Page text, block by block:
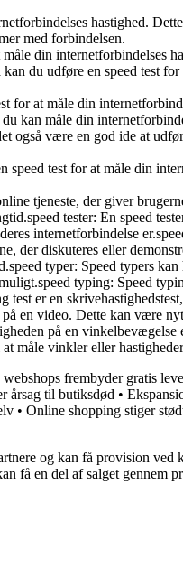
hastighed.
med forbindelsen.
din
du udføre en speed test
for at måle din
du kan måle din
også være en god ide at
speed test for at måle din
tjeneste, der giver
tester: En speed
internetforbindelse
der diskuteres eller
typer: Speed typers
typing: Speed
test er en
en video. Dette kan være
på en
måle vinkler eller
frembyder gratis
årsag til butiksdød •
• Online shopping stiger
og kan få provision ved
få en del af salget gennem